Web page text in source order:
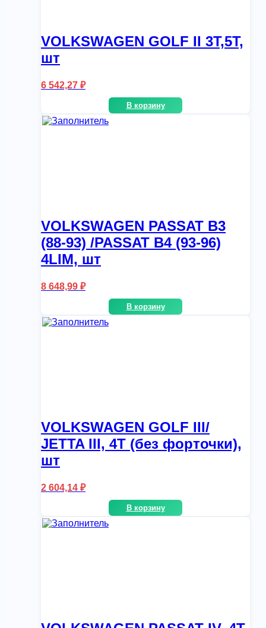
VOLKSWAGEN GOLF II 3T,5T,
шт
6 542,27 ₽
В корзину
VOLKSWAGEN PASSAT B3
(88-93) /PASSAT B4 (93-96)
4LIM, шт
8 648,99 ₽
В корзину
VOLKSWAGEN GOLF III/
JETTA III, 4T (без форточки),
шт
2 604,14 ₽
В корзину